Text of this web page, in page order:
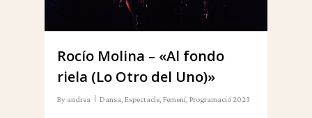
Rocío Molina – «Al fondo
riela (Lo Otro del Uno)»
By andrea Dansa, Espectacle, Femení, Programació 2023